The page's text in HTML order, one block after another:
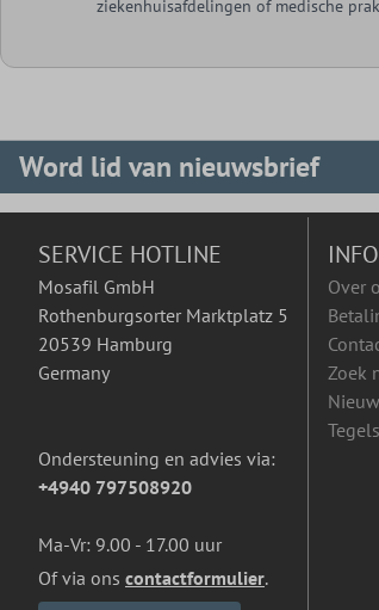
ziekenhuisafdelingen of medische
Word lid van nieuwsbrief
SERVICE HOTLINE
Mosafil GmbH
Rothenburgsorter Marktplatz 5
20539 Hamburg
Germany
Ondersteuning en advies via:
+4940 797508920
Ma-Vr: 9.00 - 17.00 uur
Of via ons contactformulier.
Over
Zoek